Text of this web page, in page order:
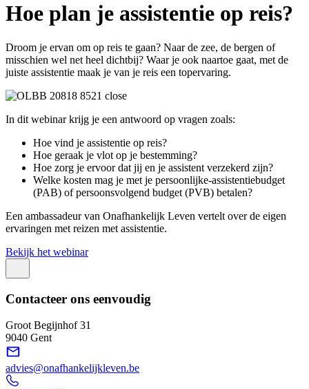
Hoe plan je assistentie op reis?
Droom je ervan om op reis te gaan? Naar de zee, de bergen of
misschien wel net heel dichtbij? Waar je ook naartoe gaat, met de
juiste assistentie maak je van je reis een topervaring.
In dit webinar krijg je een antwoord op vragen zoals:
Hoe vind je assistentie op reis?
Hoe geraak je vlot op je bestemming?
Hoe zorg je ervoor dat jij en je assistent verzekerd zijn?
Welke kosten mag je met je persoonlijke-assistentiebudget
(PAB) of persoonsvolgend budget (PVB) betalen?
Een ambassadeur van Onafhankelijk Leven vertelt over de eigen
ervaringen met reizen met assistentie.
Bekijk het webinar
Contacteer ons eenvoudig
Groot Begijnhof 31
9040 Gent
advies@onafhankelijkleven.be